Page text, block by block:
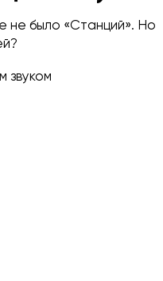
не было «Станций». Но